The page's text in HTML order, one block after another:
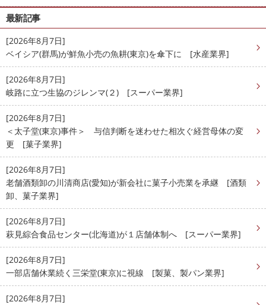
最新記事
[2026年8月7日]
ベイシア(群馬)が鮮魚小売の魚耕(東京)を傘下に [水産業界]
[2026年8月7日]
岐路に立つ生協のジレンマ(２) [スーパー業界]
[2026年8月7日]
＜太子堂(東京)事件＞ 与信判断を迷わせた相次ぐ経営母体の変
更 [菓子業界]
[2026年8月7日]
老舗酒類卸の川清商店(愛知)が新会社に菓子小売業を承継 [酒類
卸、菓子業界]
[2026年8月7日]
萩見綜合食品センター(北海道)が１店舗体制へ [スーパー業界]
[2026年8月7日]
一部店舗休業続く三栄堂(東京)に視線 [製菓、製パン業界]
[2026年8月7日]